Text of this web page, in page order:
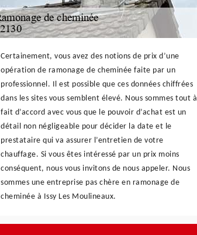
Certainement, vous avez des notions de prix d’une
opération de ramonage de cheminée faite par un
professionnel. Il est possible que ces données chiffrées
dans les sites vous semblent élevé. Nous sommes tout à
fait d’accord avec vous que le pouvoir d’achat est un
détail non négligeable pour décider la date et le
prestataire qui va assurer l’entretien de votre
chauffage. Si vous êtes intéressé par un prix moins
conséquent, nous vous invitons de nous appeler. Nous
sommes une entreprise pas chère en ramonage de
cheminée à Issy Les Moulineaux.